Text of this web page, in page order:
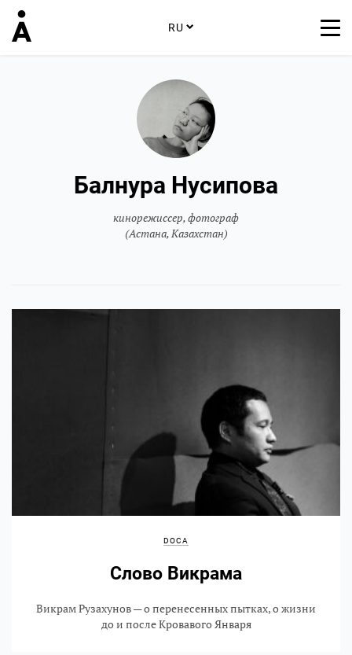
RU
Балнура Нусипова
кинорежиссер, фотограф
(Астана, Казахстан)
DOCA
Слово Викрама
Викрам Рузахунов — о перенесенных пытках, о жизни
до и после Кровавого Января